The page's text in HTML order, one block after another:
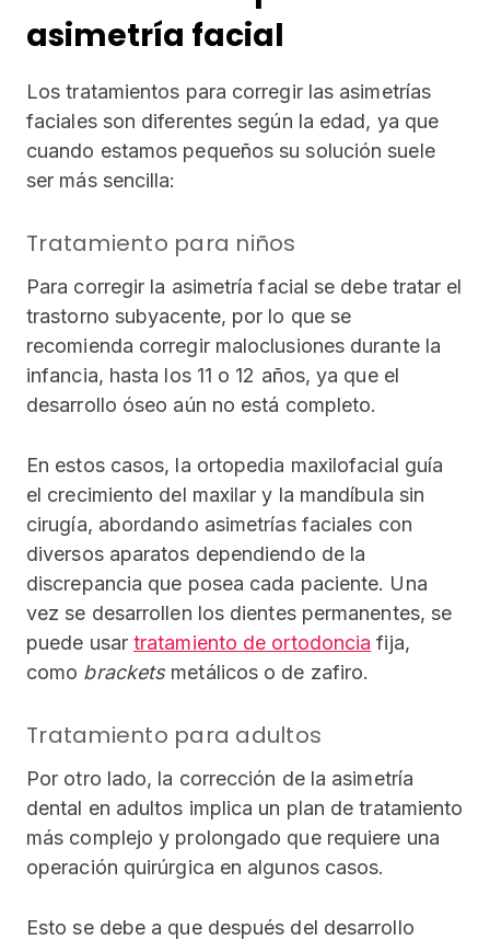
asimetría facial
Los tratamientos para corregir las asimetrías
faciales son diferentes según la edad, ya que
cuando estamos pequeños su solución suele
ser más sencilla:
Tratamiento para niños
Para corregir la asimetría facial se debe tratar el
trastorno subyacente, por lo que se
recomienda corregir maloclusiones durante la
infancia, hasta los 11 o 12 años, ya que el
desarrollo óseo aún no está completo.
En estos casos, la ortopedia maxilofacial guía
el crecimiento del maxilar y la mandíbula sin
cirugía, abordando asimetrías faciales con
diversos aparatos dependiendo de la
discrepancia que posea cada paciente. Una
vez se desarrollen los dientes permanentes, se
puede usar tratamiento de ortodoncia fija,
como brackets metálicos o de zafiro.
Tratamiento para adultos
Por otro lado, la corrección de la asimetría
dental en adultos implica un plan de tratamiento
más complejo y prolongado que requiere una
operación quirúrgica en algunos casos.
Esto se debe a que después del desarrollo